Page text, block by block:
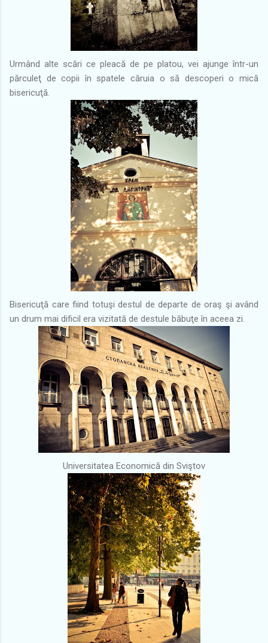
Urmând alte scări ce pleacă de pe platou, vei ajunge într-un
părculeţ de copii în spatele căruia o să descoperi o mică
bisericuţă.
Bisericuţă care fiind totuşi destul de departe de oraş şi având
un drum mai dificil era vizitată de destule băbuţe în aceea zi.
Universitatea Economică din Sviştov